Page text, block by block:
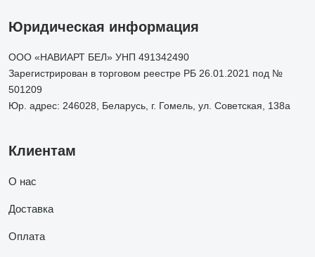
Юридическая информация
ООО «НАВИАРТ БЕЛ» УНП 491342490
Зарегистрирован в торговом реестре РБ 26.01.2021 под №
501209
Юр. адрес: 246028, Беларусь, г. Гомель, ул. Советская, 138а
Клиентам
О нас
Доставка
Оплата